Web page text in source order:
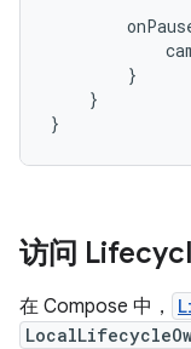
}
}
}
访问
在 Compose 中，